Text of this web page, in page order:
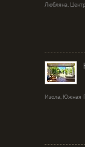
Любляна,
Изола, Южная